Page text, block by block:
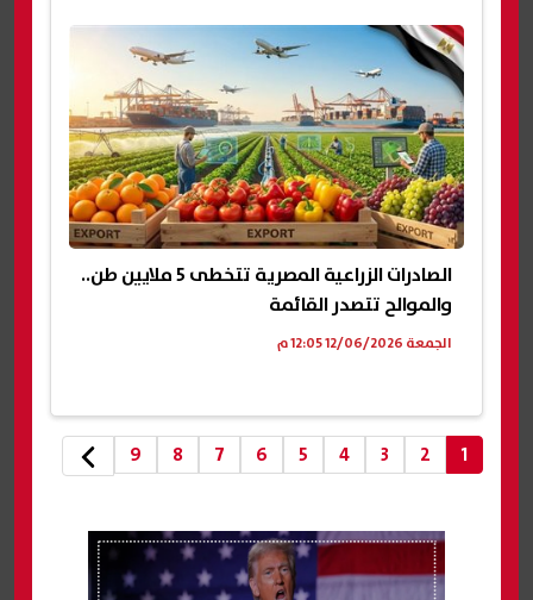
الصادرات الزراعية المصرية تتخطى 5 ملايين طن..
والموالح تتصدر القائمة
الجمعة 12/06/2026 12:05 م
1
2
3
4
5
6
7
8
9